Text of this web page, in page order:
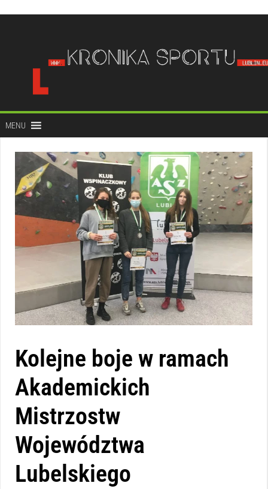
treści
MENU
Kolejne boje w ramach
Akademickich
Mistrzostw
Województwa
Lubelskiego